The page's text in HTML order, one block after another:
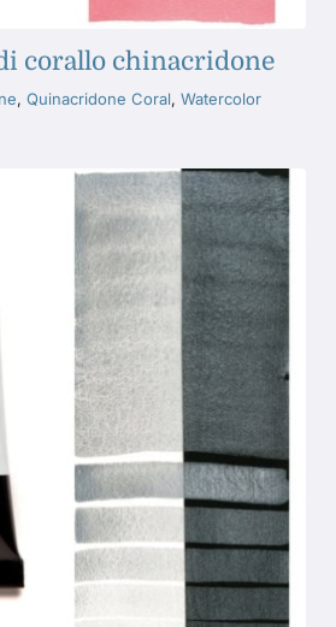
corallo chinacridone
, Quinacridone Coral, Watercolor